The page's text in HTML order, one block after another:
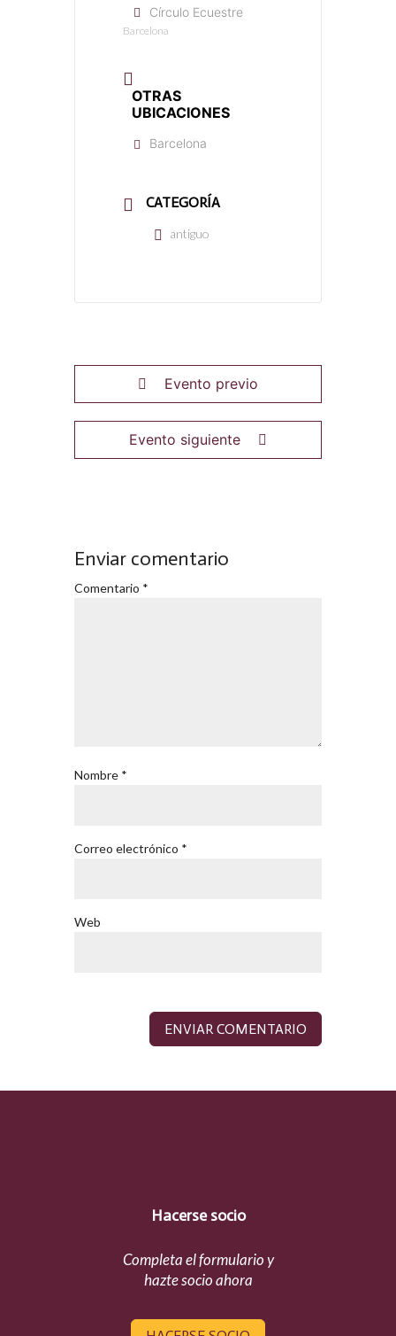
Círculo Ecuestre
Barcelona
OTRAS
UBICACIONES
Barcelona
CATEGORÍA
antiguo
Evento previo
Evento siguiente
Enviar comentario
Comentario *
Nombre *
Correo electrónico *
Web
Hacerse socio
Completa el formulario y
hazte socio ahora